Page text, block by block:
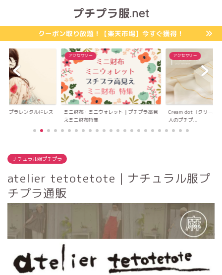
プチプラ服.net
クーポン取り放題！【楽天市場】今すぐ獲得！
レット｜プチプラ高見
アクセサリー
Cream dot（クリームドット）｜高見え大
人のプチプ...
カジュアル服プチプラ
ソーシャルガール（
アル服...
ナチュラル服プチプラ
atelier tetotetote｜ナチュラル服プ
チプラ通販